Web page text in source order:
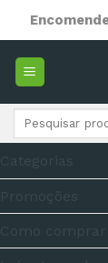
content
Pesquisar